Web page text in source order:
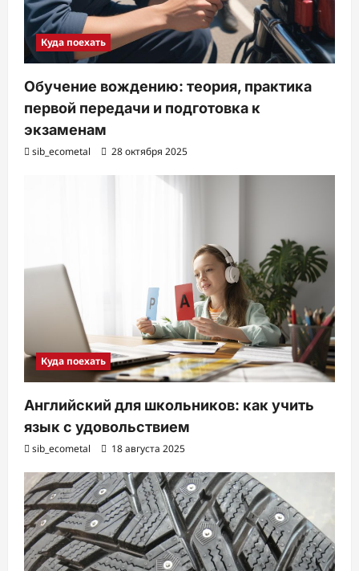
Куда поехать
Обучение вождению: теория, практика
первой передачи и подготовка к
экзаменам
sib_ecometal 28 октября 2025
Куда поехать
Английский для школьников: как учить
язык с удовольствием
sib_ecometal 18 августа 2025